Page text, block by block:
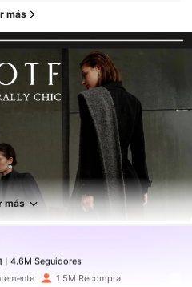
más
más
4.6M Seguidores
4.6M Seguidores
seguidoHace 8 horas
4.6M Seguidores1.5M Recompra